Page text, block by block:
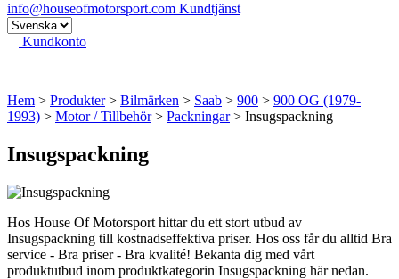
info@houseofmotorsport.com Kundtjänst
Kundkonto
Hem > Produkter> Bilmärken > Saab > 900 > 900 OG (1979-
1993) > Motor / Tillbehör> Packningar> Insugspackning
Insugspackning
Hos House Of Motorsport hittar du ett stort utbud av
Insugspackning till kostnadseffektiva priser. Hos oss får du alltid Bra
service - Bra priser - Bra kvalité! Bekanta dig med vårt
produktutbud inom produktkategorin Insugspackning här nedan.